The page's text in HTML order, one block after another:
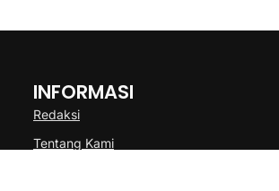
INFORMASI
Redaksi
Tentang Kami